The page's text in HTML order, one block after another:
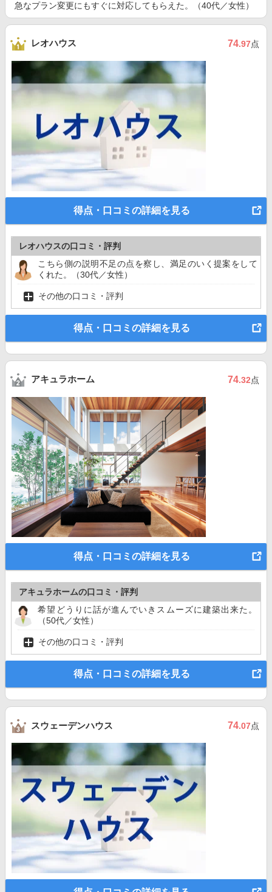
急なプラン変更にもすぐに対応してもらえた。（40代／女性）
レオハウス 74.97点
得点・口コミの詳細を見る
レオハウスの口コミ・評判
こちら側の説明不足の点を察し、満足のいく提案をして
くれた。（30代／女性）
その他の口コミ・評判
得点・口コミの詳細を見る
アキュラホーム 74.32点
得点・口コミの詳細を見る
アキュラホームの口コミ・評判
希望どうりに話が進んでいきスムーズに建築出来た。
（50代／女性）
その他の口コミ・評判
得点・口コミの詳細を見る
スウェーデンハウス 74.07点